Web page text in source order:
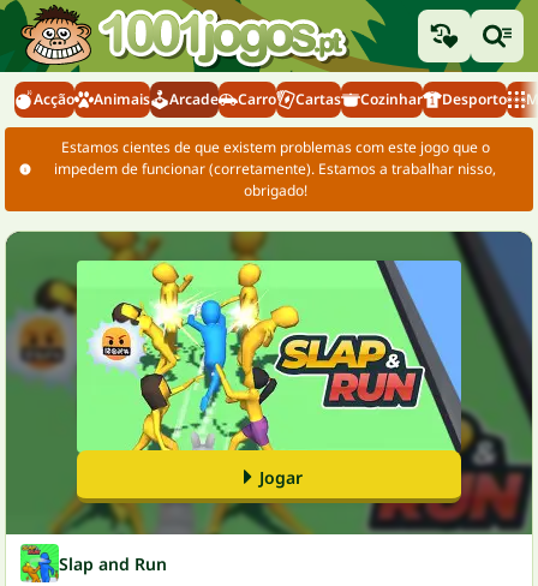
Acção Animais Arcade Carro Cartas Cozinhar Desporto
Estamos cientes de que existem problemas com este jogo que o
impedem de funcionar (corretamente). Estamos a trabalhar nisso,
obrigado!
Jogar
Slap and Run